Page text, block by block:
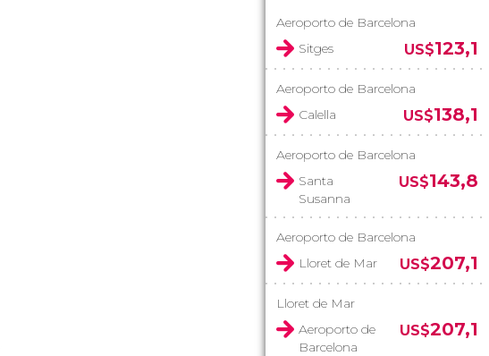
Aeroporto de Barcelona
Sitges
US$123,1
Aeroporto de Barcelona
Calella
US$138,1
Aeroporto de Barcelona
Santa
Susanna
US$143,8
Aeroporto de Barcelona
Lloret de Mar
US$207,1
Lloret de Mar
Aeroporto de
Barcelona
US$207,1